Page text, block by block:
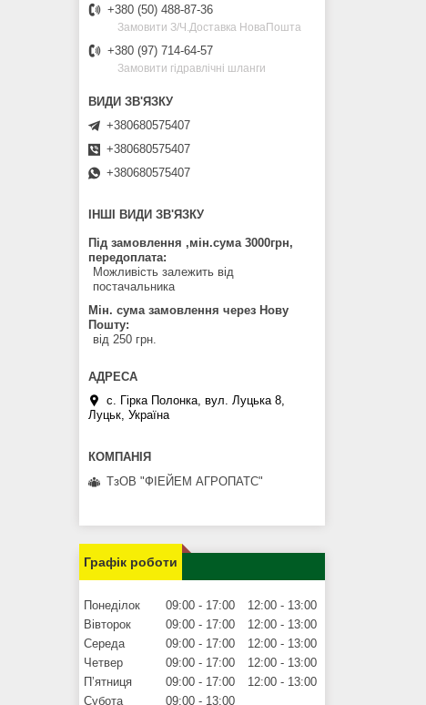
+380 (50) 488-87-36
Замовити З/Ч.Доставка НоваПошта
+380 (97) 714-64-57
Замовити гідравлічні шланги
+380680575407
+380680575407
+380680575407
ІНШІ ВИДИ ЗВ'ЯЗКУ
Під замовлення ,мін.сума 3000грн,
передоплата
Можливість залежить від
постачальника
Мін. сума замовлення через Нову
Пошту
від 250 грн.
с. Гірка Полонка, вул. Луцька 8,
Луцьк, Україна
ТзОВ "ФІЕЙЕМ АГРОПАТС"
Графік роботи
Понеділок 09:00 17:00 12:00
13:00
Вівторок
09:00 17:00 12:00
13:00
Середа
09:00 17:00 12:00
13:00
Четвер
09:00 17:00 12:00
13:00
Пʼятниця
09:00 17:00 12:00
13:00
Субота
09:00 13:00